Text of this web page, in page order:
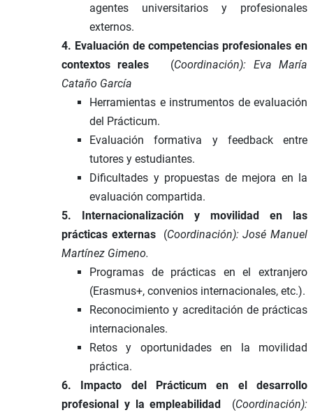
agentes universitarios y profesionales
externos.
4. Evaluación de competencias profesionales en
contextos reales (Coordinación): Eva María
Cataño García
Herramientas e instrumentos de evaluación
del Prácticum.
Evaluación formativa y feedback entre
tutores y estudiantes.
Dificultades y propuestas de mejora en la
evaluación compartida.
5. Internacionalización y movilidad en las
prácticas externas (Coordinación):José Manuel
Martínez Gimeno.
Programas de prácticas en el extranjero
(Erasmus+, convenios internacionales, etc.).
Reconocimiento y acreditación de prácticas
internacionales.
Retos y oportunidades en la movilidad
práctica.
6. Impacto del Prácticum en el desarrollo
profesional y la empleabilidad (Coordinación):